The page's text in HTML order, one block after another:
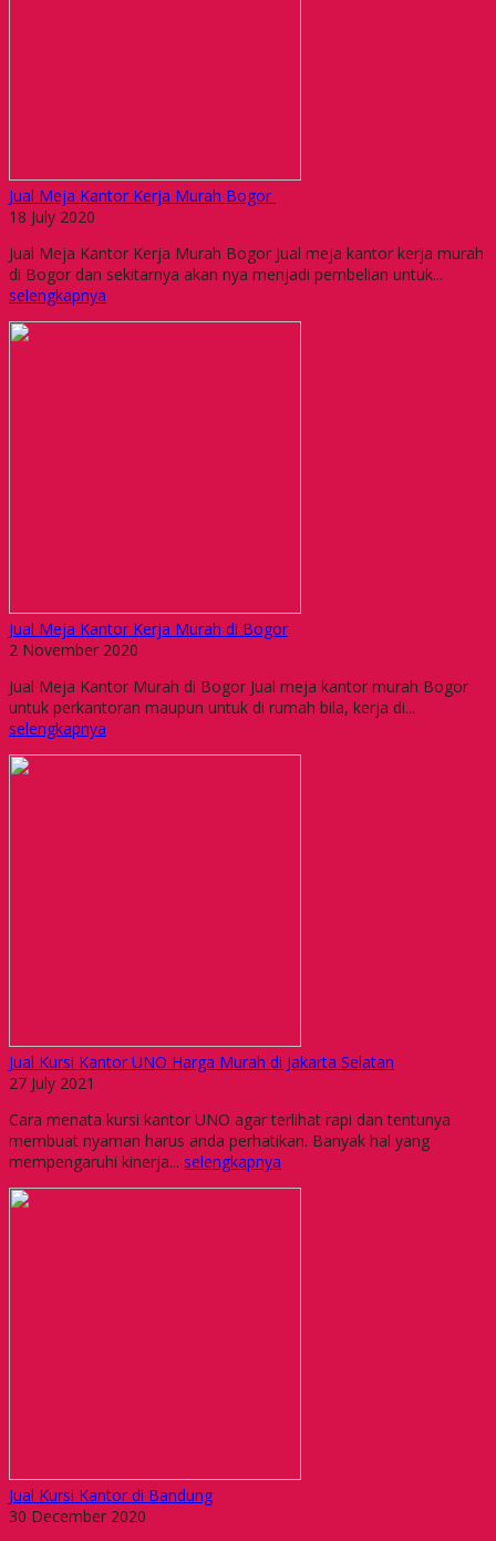
Jual Meja Kantor Kerja Murah Bogor
18 July 2020
Jual Meja Kantor Kerja Murah Bogor Jual meja kantor kerja murah
di Bogor dan sekitarnya akan nya menjadi pembelian untuk...
selengkapnya
Jual Meja Kantor Kerja Murah di Bogor
2 November 2020
Jual Meja Kantor Murah di Bogor Jual meja kantor murah Bogor
untuk perkantoran maupun untuk di rumah bila, kerja di...
selengkapnya
Jual Kursi Kantor UNO Harga Murah di Jakarta Selatan
27 July 2021
Cara menata kursi kantor UNO agar terlihat rapi dan tentunya
membuat nyaman harus anda perhatikan. Banyak hal yang
mempengaruhi kinerja... selengkapnya
Jual Kursi Kantor di Bandung
30 December 2020